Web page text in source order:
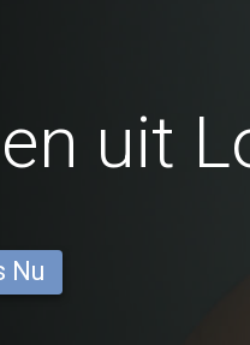
uit
Nu